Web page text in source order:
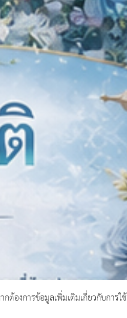
ต้องการข้อมูลเพิ่มเติมเกี่ยวกับการใช้